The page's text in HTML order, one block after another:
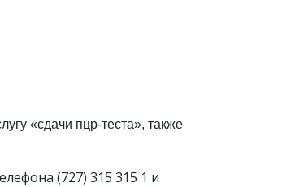
«сдачи пцр-теста», также
(727) 315 315 1 и